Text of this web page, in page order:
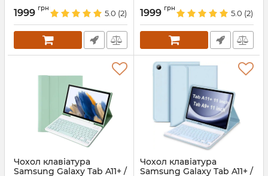
Keyboard with TP Pink
Артикул:688580
1999 грн
5.0 (2)
Keyboard with TP Pink
Артикул:hl-13844
1999 грн
5.0 (2)
Чохол клавіатура
Samsung Galaxy Tab A11+ /
Чохол клавіатура
Samsung Galaxy Tab A11+ /